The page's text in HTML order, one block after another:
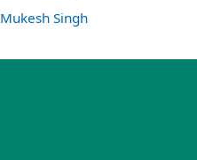
Mukesh Singh